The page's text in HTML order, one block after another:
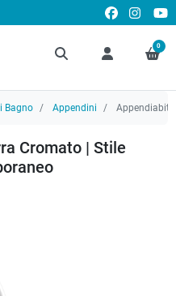
0
Bagno Appendini Appendiabiti
Cromato | Stile